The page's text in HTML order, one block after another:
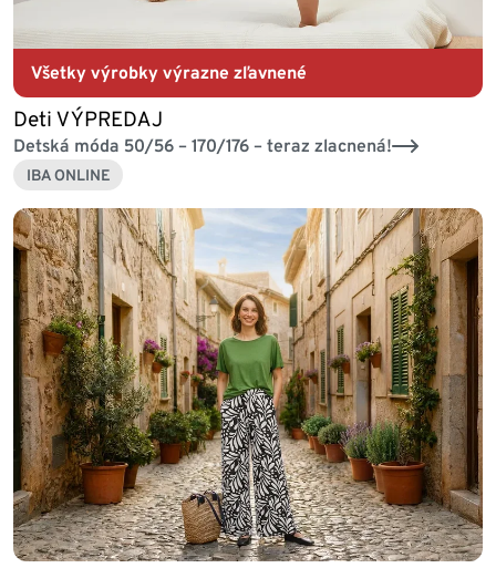
Všetky výrobky výrazne zľavnené
Deti VÝPREDAJ
Detská móda 50/56 – 170/176 – teraz zlacnená!
IBA ONLINE